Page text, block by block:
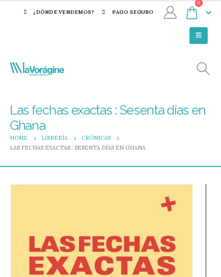
¿DÓNDE VENDEMOS? PAGO SEGURO
0
Las fechas exactas : Sesenta días en
Ghana
HOME LIBRERÍA
CRÓNICAS
LAS FECHAS EXACTAS : SESENTA DÍAS EN GHANA